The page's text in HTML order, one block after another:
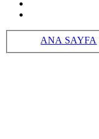
ANA SAYFA